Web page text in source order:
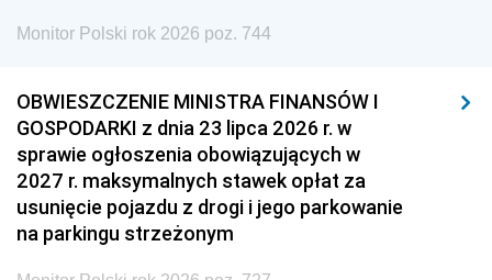
Monitor Polski rok 2026 poz. 744
OBWIESZCZENIE MINISTRA FINANSÓW I
GOSPODARKI z dnia 23 lipca 2026 r. w
sprawie ogłoszenia obowiązujących w
2027 r. maksymalnych stawek opłat za
usunięcie pojazdu z drogi i jego parkowanie
na parkingu strzeżonym